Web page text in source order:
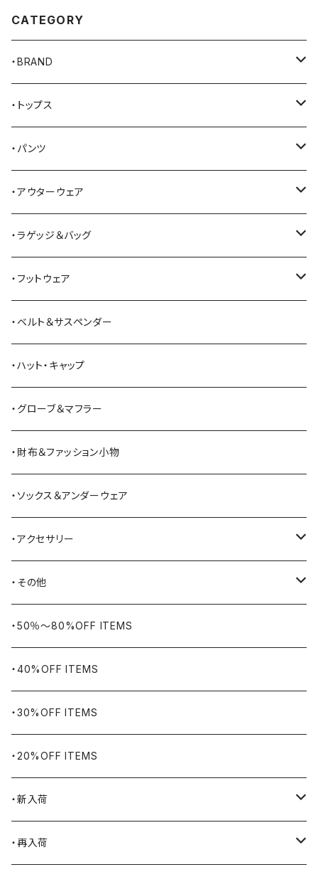
CATEGORY
・BRAND
AKER
Alden
ALFONSO'S OF HOLLYWOOD LEATHER
All American Khakis
American Optical
ANDERSON BEAN BOOT CO.
Bass Pro Shops
BATTLE LAKE
Barbour
BAYSIDE
BELSTAFF
BIG BILL
WORKERS BIGDAY
BHADUR
Bills KHAKIS
BLUCO
Blundstone
BLACK JACK BOOTS
・トップス
Tシャツ
シャツ
ベスト
セーター
スウェットシャツ
カーディガン
パーカー
・パンツ
ジーンズ
ワークパンツ
オーバーオール
ミリタリーパンツ
ツナギ
ジャージ・スウェット
ハーフパンツ・ショートパンツ
・アウターウェア
コート
ジャケット
ベスト
・ラゲッジ＆バッグ
トートバッグ
ショルダーバッグ
リュック・バックパック
ボストンバッグ・ダッフルバッグ
ヒップバッグ・ファニーパック
ブリーフケース
ツールバッグ
・フットウェア
ブーツ
スニーカー
サンダル
その他シューズ
シュー用品
・ベルト＆サスペンダー
・ハット・キャップ
・グローブ＆マフラー
・財布＆ファッション小物
・ソックス＆アンダーウェア
・アクセサリー
バングル・ブレスレット
リング
ネックレス・ペンダント
ピンズ・ブローチ
腕時計
・その他
ヴィンテージ
アウトドア用品
ナバホラグ・ビンテージラグ
ブランケット
食品
ライター
・50％〜80%OFF ITEMS
・40%OFF ITEMS
・30%OFF ITEMS
・20%OFF ITEMS
・新入荷
2026.7.31
・再入荷